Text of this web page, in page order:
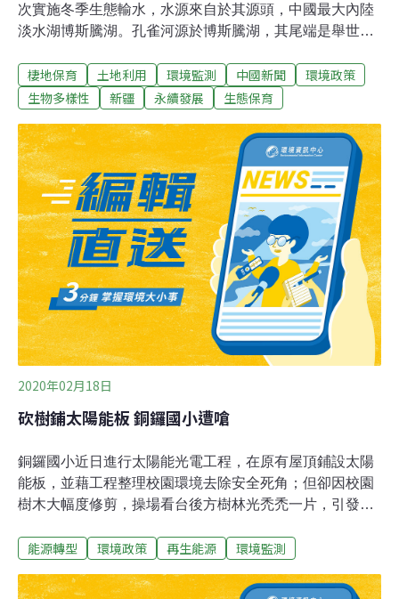
次實施冬季生態輸水，水源來自於其源頭，中國最大內陸
淡水湖博斯騰湖。孔雀河源於博斯騰湖，其尾端是舉世聞
下游水資源極度緊缺，如今下游654公里河道基本斷流，
地下水位大幅下降，天然林、草場嚴重退化，生態系統嚴
多，生態環境面臨嚴峻挑戰。因此尉犁縣疏浚30公里的引
水渠、灌溉12萬畝的荒漠植被，使一度瀕臨消失的綠色生
態走廊重現生機。將開挖引洪渠、建攔水壩，灌溉30萬畝
的林地和草地，抬升地下水位，改善區域脆弱的生態環
境。
棲地保育 土地利用 環境監測 中國新聞
環境政策
生物多樣性
新疆 永續發展 生態保育
2020年02月18日
砍樹鋪太陽能板 銅鑼國小遭嗆
銅鑼國小近日進行太陽能光電工程，在原有屋頂鋪設太陽
能板，並藉工程整理校園環境去除安全死角；但卻因校園
樹木大幅度修剪，操場看台後方樹林光禿禿一片，引發家
清僅修剪有危險疑慮的樹枝，完工後會綠美化。民眾反
的讓人無言又難過，引發議論。校長謝美桃表示，配合綠
能源轉型 環境政策 再生能源 環境監測